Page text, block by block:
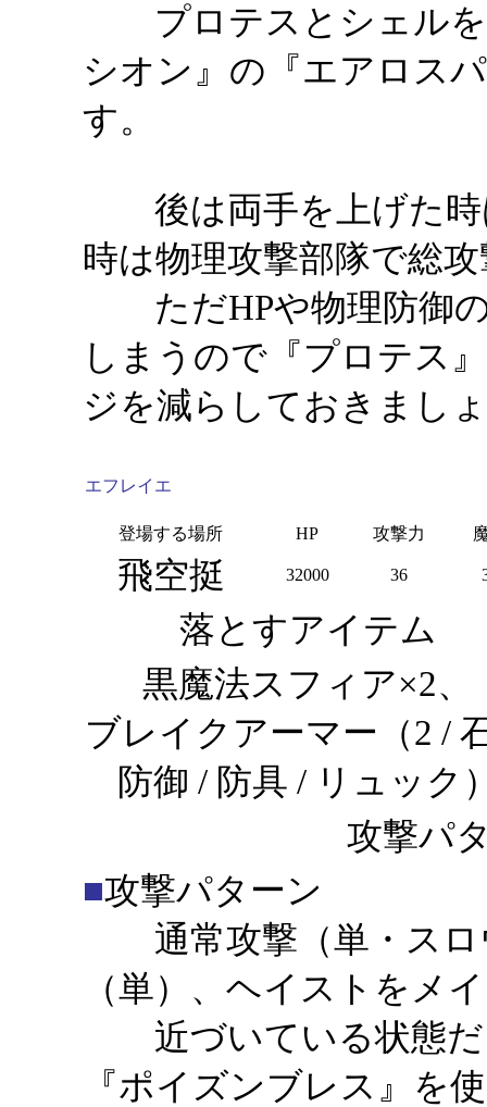
プロテスとシェルを
シオン』の『エアロス
す。
後は両手を上げた時
時は物理攻撃部隊で総
ただHPや物理防御の
しまうので『プロテス
ジを減らしておきまし
エフレイエ
登場する場所 HP 攻撃力
飛空挺 32000 36
落とすアイテム
黒魔法スフィア×2、
ブレイクアーマー（2 /
防御 / 防具 / リュック
攻撃パ
■攻撃パターン
通常攻撃（単・スロ
（単）、ヘイストをメ
近づいている状態だ
『ポイズンブレス』を